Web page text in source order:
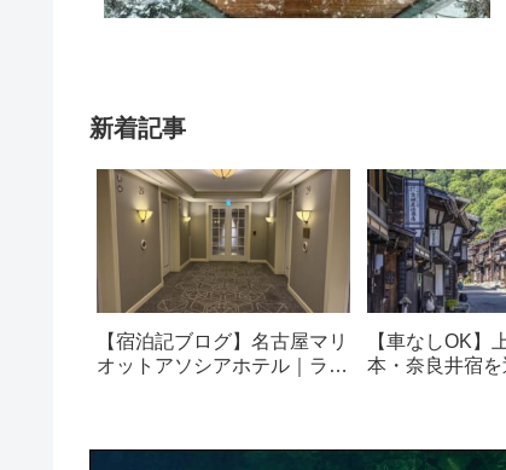
新着記事
【宿泊記ブログ】名古屋マリ
オットアソシアホテル｜ラウ
【車なしOK】
本・奈良井宿